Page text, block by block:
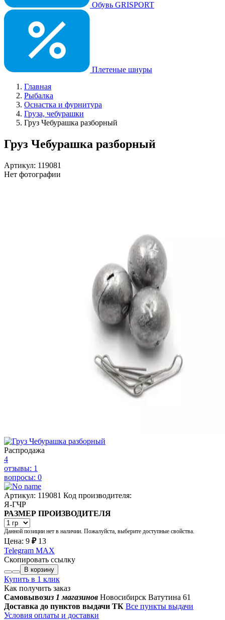
Обувь GRISPORT
Плетеные шнуры
Главная
Рыбалка
Оснастка и фурнитура
Груза, чебурашки
Груз Чебурашка разборный
Груз Чебурашка разборный
Артикул: 119081
Нет фотографии
Распродажа
4
отзывы: 1
вопросы: 0
Артикул: 119081 Код производителя:
Я-ГЧР
РАЗМЕР ПРОИЗВОДИТЕЛЯ
Данной позиции нет в наличии. Пожалуйста, выберите доступные свойства.
Цена: 9 ₽ 13
Telegram MAX
Скопировать ссылку
В корзину
Купить в 1 клик
Как получить заказ
Самовывозиз 1 магазинов Новосибирск Ватутина 61
Доставка до пунктов выдачи ТК Все пункты выдачи
Условия оплаты и доставки